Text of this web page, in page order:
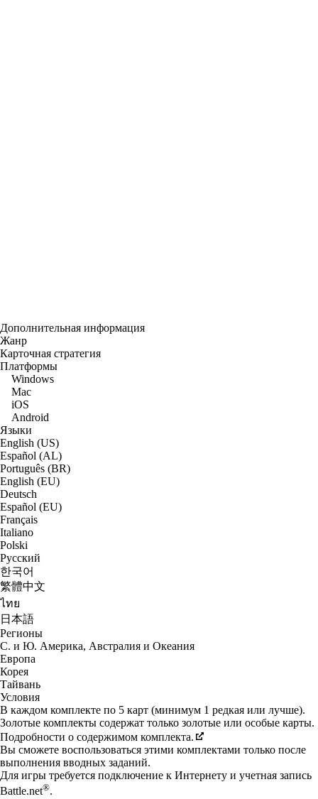
Дополнительная информация
Жанр
Карточная стратегия
Платформы
Windows
Mac
iOS
Android
Языки
English (US)
Español (AL)
Português (BR)
English (EU)
Deutsch
Español (EU)
Français
Italiano
Polski
Русский
한국어
繁體中文
ไทย
日本語
Регионы
С. и Ю. Америка, Австралия и Океания
Европа
Корея
Тайвань
Условия
В каждом комплекте по 5 карт (минимум 1 редкая или лучше).
Золотые комплекты содержат только золотые или особые карты.
Подробности о содержимом комплекта.
Вы сможете воспользоваться этими комплектами только после
выполнения вводных заданий.
Для игры требуется подключение к Интернету и учетная запись
Battle.net®.